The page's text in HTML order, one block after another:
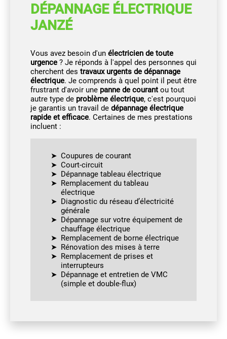
DÉPANNAGE ÉLECTRIQUE
JANZÉ
Vous avez besoin d'un électricien de toute
urgence ? Je réponds à l'appel des personnes qui
cherchent des travaux urgents de dépannage
électrique. Je comprends à quel point il peut être
frustrant d'avoir une panne de courant ou tout
autre type de problème électrique, c'est pourquoi
je garantis un travail de dépannage électrique
rapide et efficace. Certaines de mes prestations
incluent :
Coupures de courant
Court-circuit
Dépannage tableau électrique
Remplacement du tableau
électrique
Diagnostic du réseau d’électricité
générale
Dépannage sur votre équipement de
chauffage électrique
Remplacement de borne électrique
Rénovation des mises à terre
Remplacement de prises et
interrupteurs
Dépannage et entretien de VMC
(simple et double-flux)